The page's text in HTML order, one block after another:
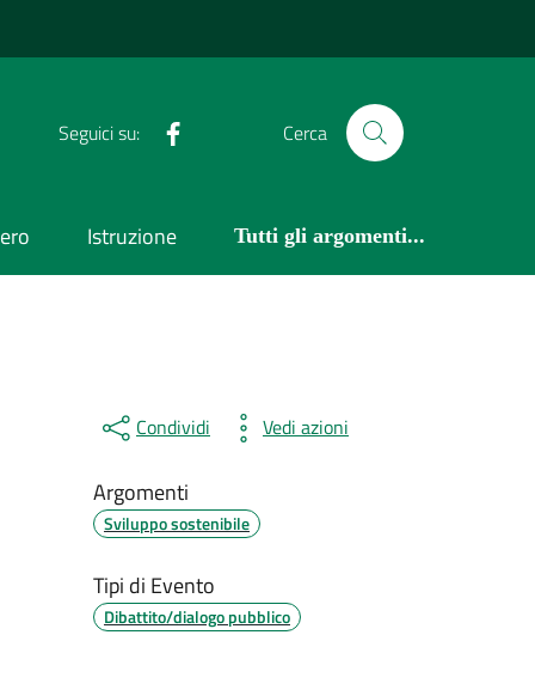
Seguici su: Cerca
Istruzione Tutti gli argomenti...
Condividi Vedi azioni
Argomenti
Sviluppo sostenibile
Tipi di Evento
Dibattito/dialogo pubblico